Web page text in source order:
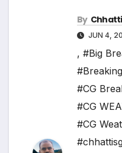
By
JUN 4,
, #Big
#Breaking
#CG
#CG
#CG